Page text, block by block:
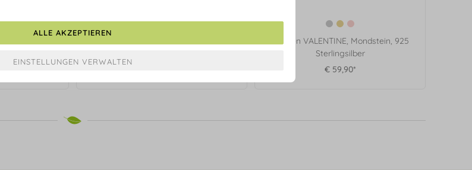
Creolen VALENTINE, Mondstein, 925
Sterlingsilber
€ 59,90*
ALLE AKZEPTIEREN